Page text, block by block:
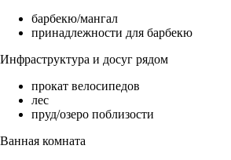
барбекю/мангал
принадлежности для барбекю
Инфраструктура и досуг рядом
прокат велосипедов
лес
пруд/озеро поблизости
Ванная комната